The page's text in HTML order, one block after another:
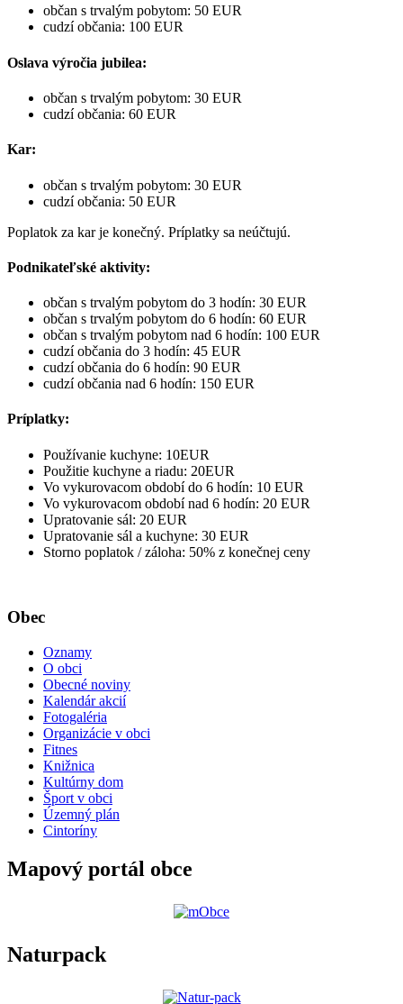
občan s trvalým pobytom: 50 EUR
cudzí občania: 100 EUR
Oslava výročia jubilea:
občan s trvalým pobytom: 30 EUR
cudzí občania: 60 EUR
Kar:
občan s trvalým pobytom: 30 EUR
cudzí občania: 50 EUR
Poplatok za kar je konečný. Príplatky sa neúčtujú.
Podnikateľské aktivity:
občan s trvalým pobytom do 3 hodín: 30 EUR
občan s trvalým pobytom do 6 hodín: 60 EUR
občan s trvalým pobytom nad 6 hodín: 100 EUR
cudzí občania do 3 hodín: 45 EUR
cudzí občania do 6 hodín: 90 EUR
cudzí občania nad 6 hodín: 150 EUR
Príplatky:
Používanie kuchyne: 10EUR
Použitie kuchyne a riadu: 20EUR
Vo vykurovacom období do 6 hodín: 10 EUR
Vo vykurovacom období nad 6 hodín: 20 EUR
Upratovanie sál: 20 EUR
Upratovanie sál a kuchyne: 30 EUR
Storno poplatok / záloha: 50% z konečnej ceny
Obec
Oznamy
O obci
Obecné noviny
Kalendár akcií
Fotogaléria
Organizácie v obci
Fitnes
Knižnica
Kultúrny dom
Šport v obci
Územný plán
Cintoríny
Mapový portál obce
Naturpack